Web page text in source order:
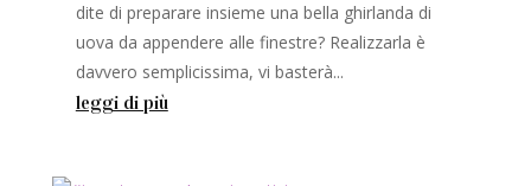
dite di preparare insieme una bella ghirlanda di
uova da appendere alle finestre? Realizzarla è
davvero semplicissima, vi basterà...
leggi di più